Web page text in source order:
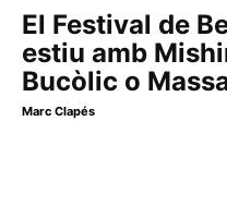
El Festival de
estiu amb
Bucòlic o
Marc Clapés